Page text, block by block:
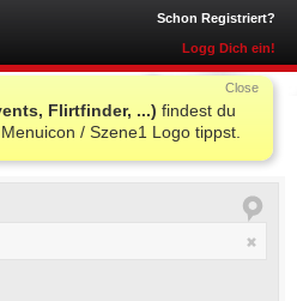
Schon Registriert?
Logg Dich ein!
Flirtfinder, ...) findest du
/ Szene1 Logo tippst.
Close